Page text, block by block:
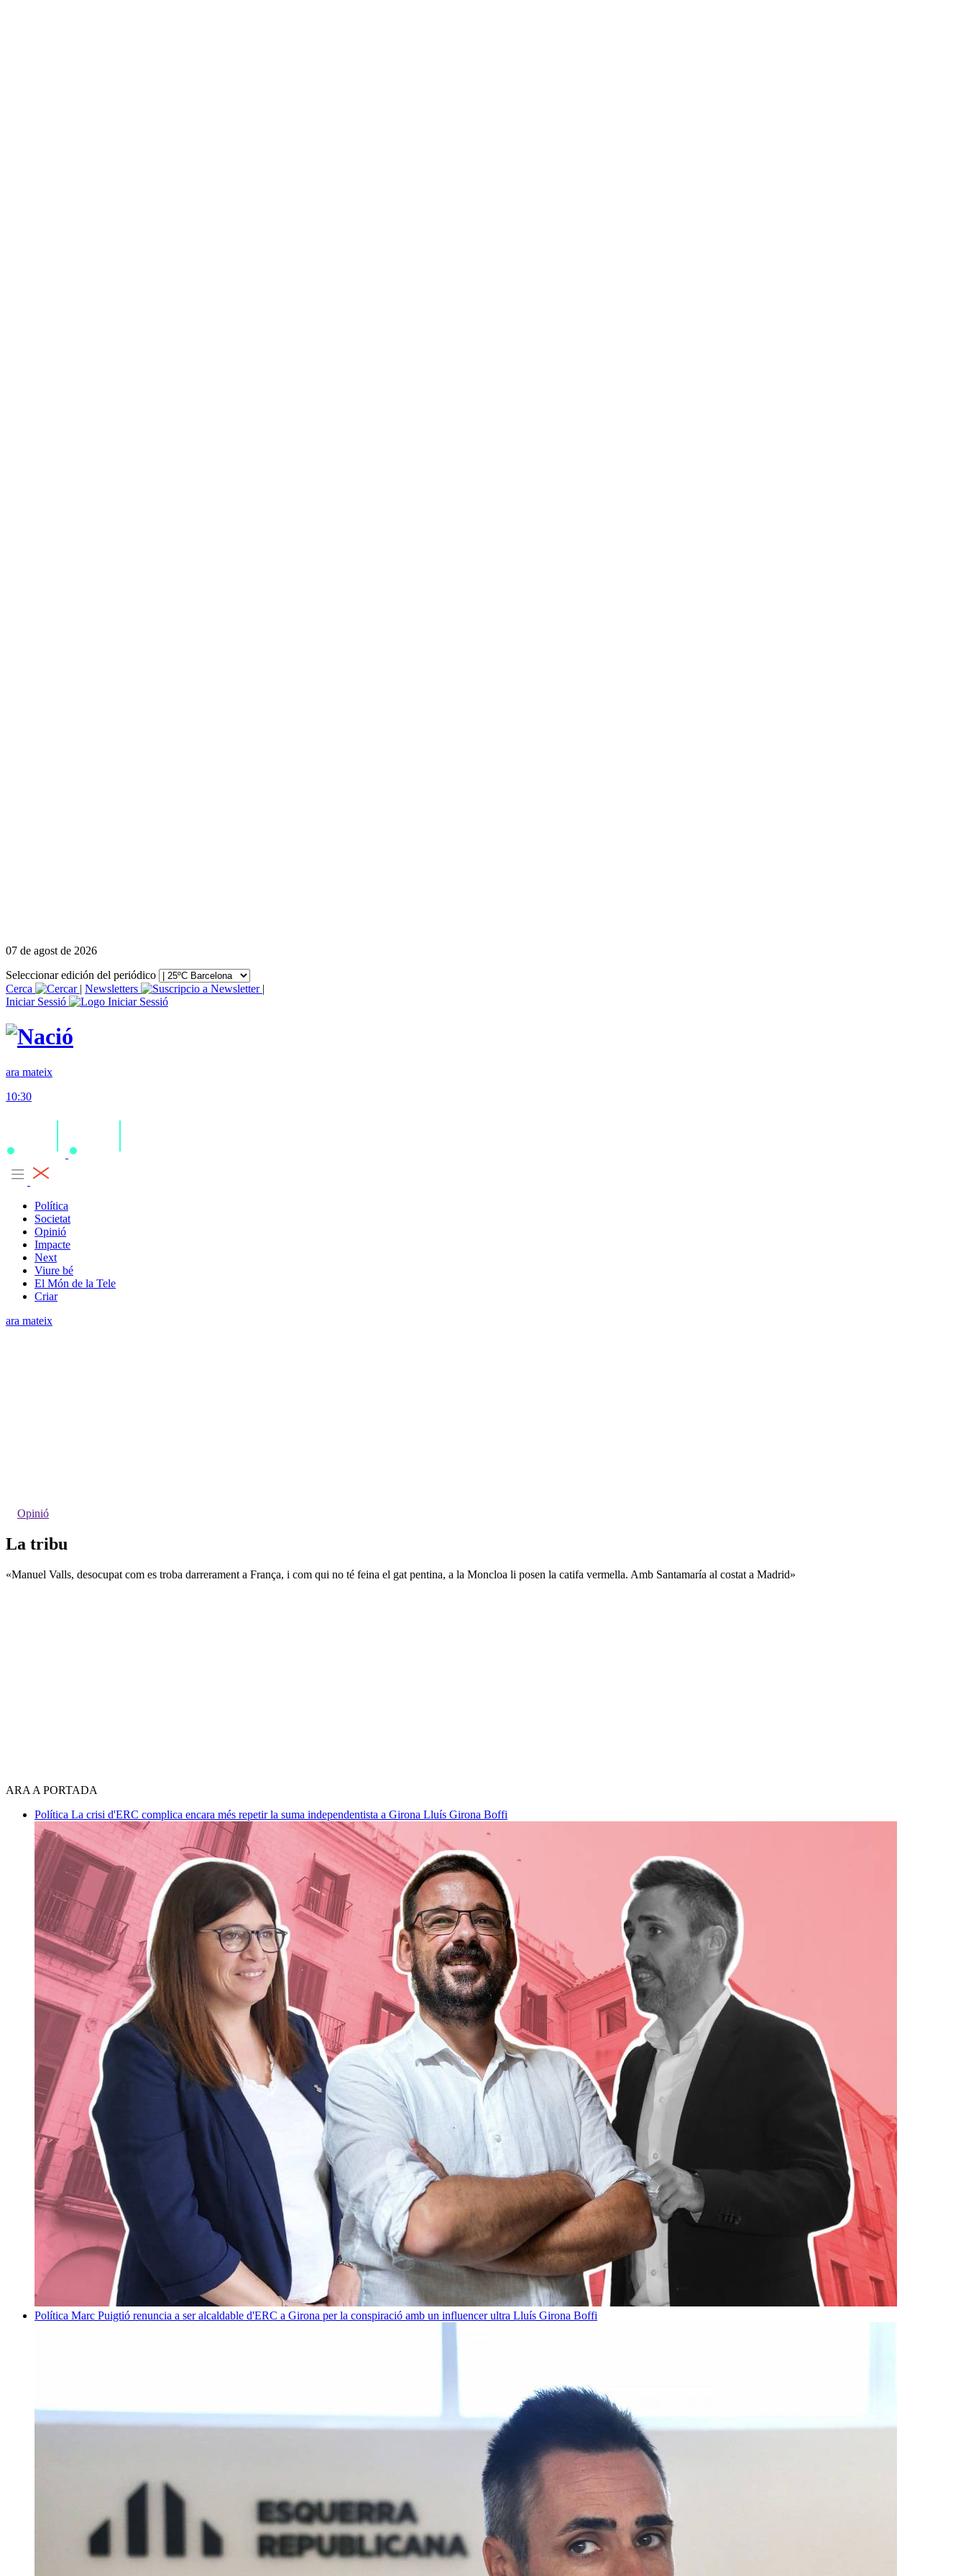
07 de agost de 2026
Seleccionar edición del periódico
Cerca
| Newsletters
|
Iniciar Sessió
ara mateix
10:30
Política
Societat
Opinió
Impacte
Next
Viure bé
El Món de la Tele
Criar
ara mateix
Opinió
La tribu
«Manuel Valls, desocupat com es troba darrerament a França, i com qui no té feina el gat pentina, a la Moncloa li posen la catifa vermella. Amb Santamaría al costat a Madrid»
ARA A PORTADA
Política La crisi d'ERC complica encara més repetir la suma independentista a Girona Lluís Girona Boffi
Política Marc Puigtió renuncia a ser alcaldable d'ERC a Girona per la conspiració amb un influencer ultra Lluís Girona Boffi